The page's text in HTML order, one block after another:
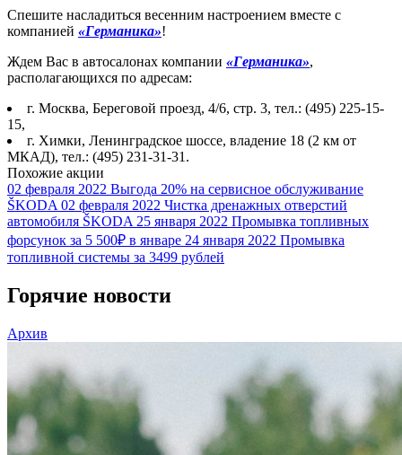
Спешите насладиться весенним настроением вместе с
компанией «Германика»!
Ждем Вас в автосалонах компании «Германика»,
располагающихся по адресам:
г. Москва, Береговой проезд, 4/6, стр. 3, тел.: (495) 225-15-
15,
г. Химки, Ленинградское шоссе, владение 18 (2 км от
МКАД), тел.: (495) 231-31-31.
Похожие акции
02 февраля 2022 Выгода 20% на сервисное обслуживание
ŠKODA 02 февраля 2022 Чистка дренажных отверстий
автомобиля ŠKODA 25 января 2022 Промывка топливных
форсунок за 5 500₽ в январе 24 января 2022 Промывка
топливной системы за 3499 рублей
Горячие новости
Архив